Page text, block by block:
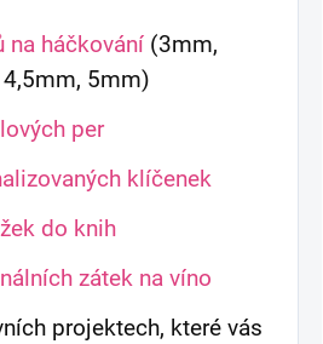
na háčkování (3mm,
5mm)
per
klíčenek
do knih
zátek na víno
projektech, které vás